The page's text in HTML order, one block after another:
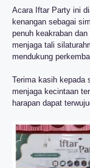
Acara Iftar Party ini
kenangan sebagai
penuh keakraban
menjaga tali
mendukung
Terima kasih kepada
menjaga kecintaan
harapan dapat